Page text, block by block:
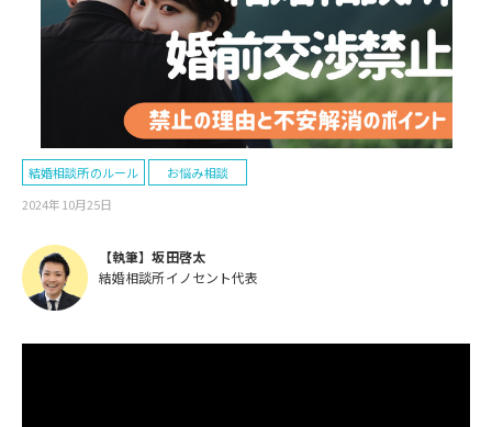
結婚相談所のルール
お悩み相談
2024年10月25日
【執筆】坂田啓太
結婚相談所イノセント代表